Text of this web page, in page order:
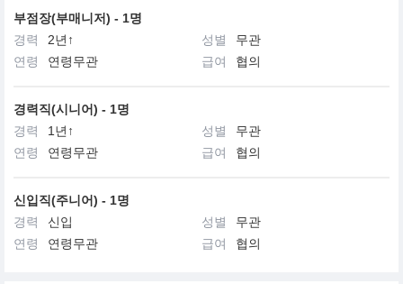
부점장(부매니저) - 1명
경력
2년↑ 성별
무관
연령
연령무관 급여 협의
경력직(시니어) - 1명
경력
1년↑ 성별
무관
연령
연령무관 급여 협의
신입직(주니어) - 1명
경력
신입 성별
무관
연령
연령무관 급여 협의